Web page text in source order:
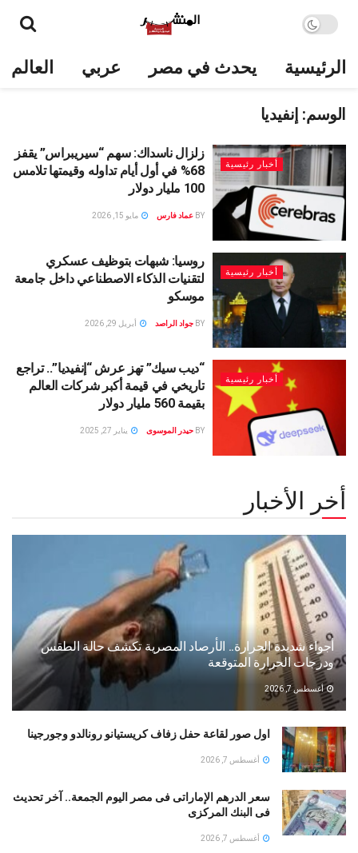
الرئيسية يحدث في مصر عربي العالم
الوسم: إنفيديا
أخبار رئيسية
زلزال ناسداك: سهم “سيريبراس” يقفز
68% في أول أيام تداوله وقيمتها تلامس
100 مليار دولار
BY عماد فارس مايو 15, 2026
أخبار رئيسية
روسيا: شبهات بتوظيف عسكري
لتقنيات الذكاء الاصطناعي داخل جامعة
موسكو
BY جواد الراصد أبريل 29, 2026
أخبار رئيسية
“ديب سيك” تهز عرش “إنفيديا”.. تراجع
تاريخي في قيمة أكبر شركات العالم
بقيمة 560 مليار دولار
BY حيدر الموسوى يناير 27, 2025
أخر الأخبار
أجواء شديدة الحرارة.. الأرصاد المصرية تكشف حالة الطقس
ودرجات الحرارة المتوقعة
أغسطس 7, 2026
اول صور لقاعة حفل زفاف كريستيانو رونالدو وجورجينا
أغسطس 7, 2026
سعر الدرهم الإماراتى فى مصر اليوم الجمعة.. آخر تحديث
فى البنك المركزى
أغسطس 7, 2026